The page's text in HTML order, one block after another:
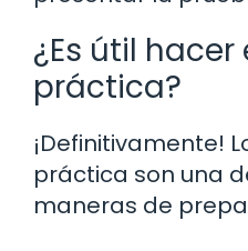
¿Es útil
práctica?
¡Definitivamente!
práctica son una
maneras de